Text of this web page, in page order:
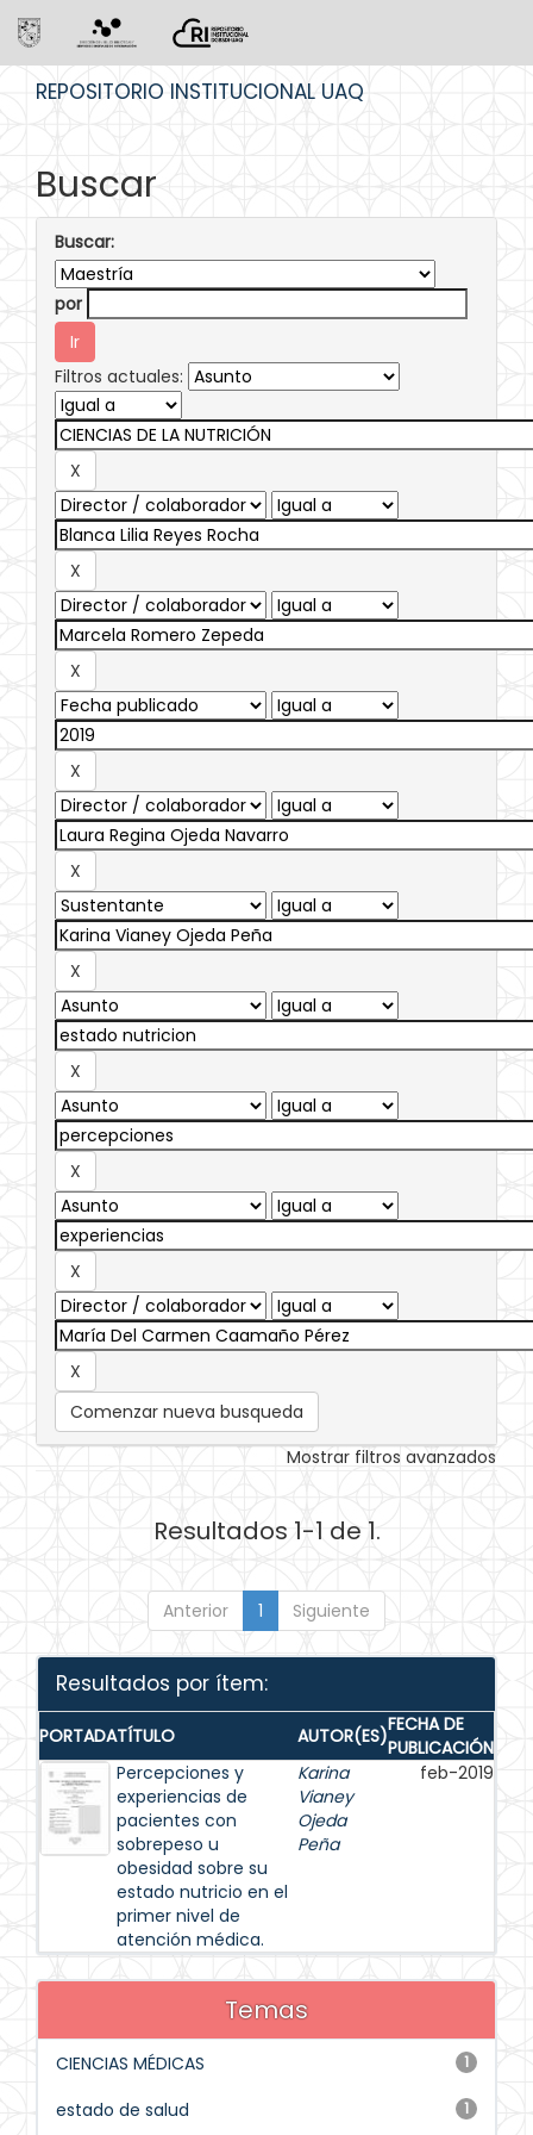
REPOSITORIO INSTITUCIONAL UAQ
Buscar
Buscar:
por
Filtros actuales:
Comenzar nueva busqueda
Mostrar filtros avanzados
Resultados 1-1 de 1.
Anterior 1 Siguiente
Resultados por ítem:
PORTADATÍTULO AUTOR(ES)FECHA DE
PUBLICACIÓN
Percepciones y
experiencias de
pacientes con
sobrepeso u
obesidad sobre su
estado nutricio en el
primer nivel de
atención médica.
Karina
Vianey
Ojeda
Peña
feb-2019
Temas
1
CIENCIAS MÉDICAS
1
estado de salud